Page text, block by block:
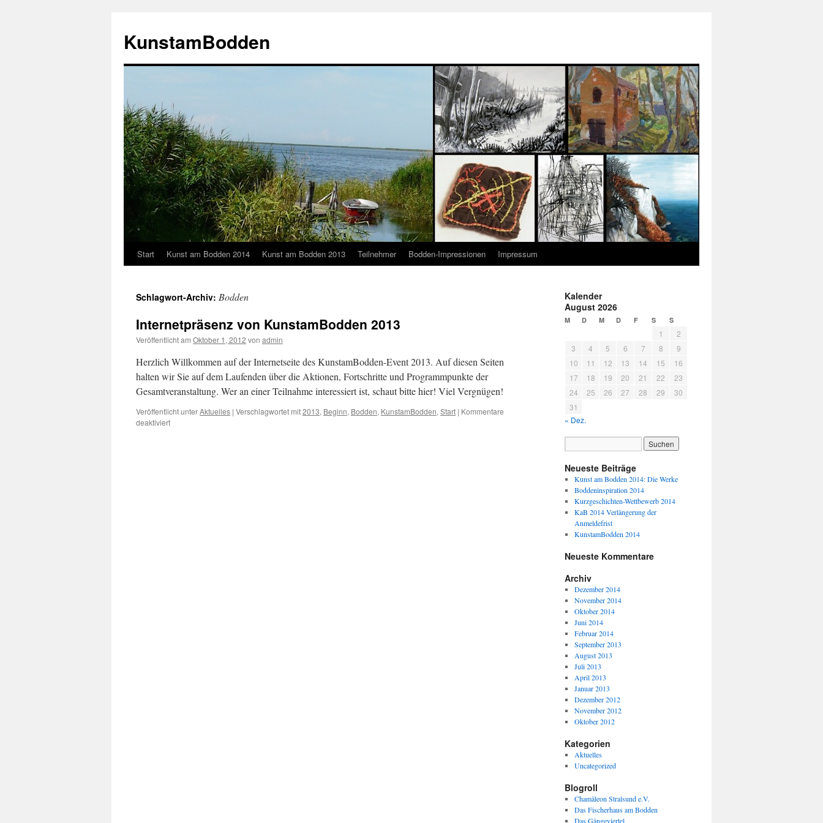
springen
KunstamBodden
Start Kunst am Bodden 2014 Kunst am Bodden 2013 Teilnehmer Bodden-Impressionen Impressum
Schlagwort-Archiv: Bodden
Internetpräsenz von KunstamBodden 2013
Veröffentlicht am Oktober 1, 2012 von admin
Herzlich Willkommen auf der Internetseite des KunstamBodden-Event 2013. Auf diesen Seiten
halten wir Sie auf dem Laufenden über die Aktionen, Fortschritte und Programmpunkte der
Gesamtveranstaltung. Wer an einer Teilnahme interessiert ist, schaut bitte hier! Viel Vergnügen!
Veröffentlicht unterAktuelles | Verschlagwortet mit2013, Beginn, Bodden, KunstamBodden, Start | Kommentare
deaktiviertfür
Kalender
August 2026
M D M D F S S
1
2
3
4 5 6 7 8
9
10
11 12 13 14 15
16
17
18 19 20 21 22
23
24
25 26 27 28 29
30
31
« Dez.
Neueste Beiträge
Kunst am Bodden 2014: Die Werke
Boddeninspiration 2014
Kurzgeschichten-Wettbewerb 2014
KaB 2014 Verlängerung der
Anmeldefrist
KunstamBodden 2014
Neueste Kommentare
Archiv
Dezember 2014
November 2014
Oktober 2014
Juni 2014
Februar 2014
September 2013
August 2013
Juli 2013
April 2013
Januar 2013
Dezember 2012
November 2012
Oktober 2012
Kategorien
Aktuelles
Uncategorized
Blogroll
Chamäleon Stralsund e.V.
Das Fischerhaus am Bodden
Das Gängeviertel